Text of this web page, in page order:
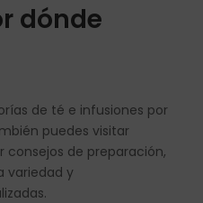
dónde
de té e infusiones por
puedes visitar
consejos de preparación,
variedad y